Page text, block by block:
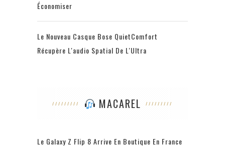
Économiser
Le Nouveau Casque Bose QuietComfort
Récupère L'audio Spatial De L'Ultra
MACAREL
Le Galaxy Z Flip 8 Arrive En Boutique En France